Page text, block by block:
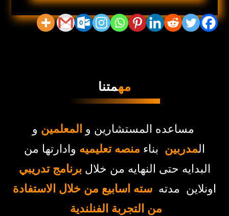
مهمتنا
مساعده المستشارين و المعلمين و
المدربين بناء منصه تعليميه وادارتها من
البدايه حتى النهايه من خلال برنامج تدريبي
اونلاين مدته سته اسابيع من خلال الاستفادة
من التجربة الفنلندية